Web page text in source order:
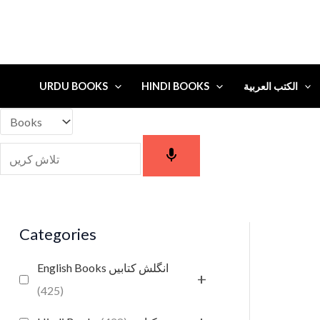
URDU BOOKS HINDI BOOKS الكتب العربية
Categories
English Books انگلش کتابیں
(425)
+